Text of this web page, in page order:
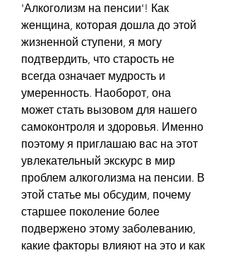
'Алкоголизм на пенсии'! Как
женщина, которая дошла до этой
жизненной ступени, я могу
подтвердить, что старость не
всегда означает мудрость и
умеренность. Наоборот, она
может стать вызовом для нашего
самоконтроля и здоровья. Именно
поэтому я приглашаю вас на этот
увлекательный экскурс в мир
проблем алкоголизма на пенсии. В
этой статье мы обсудим, почему
старшее поколение более
подвержено этому заболеванию,
какие факторы влияют на это и как